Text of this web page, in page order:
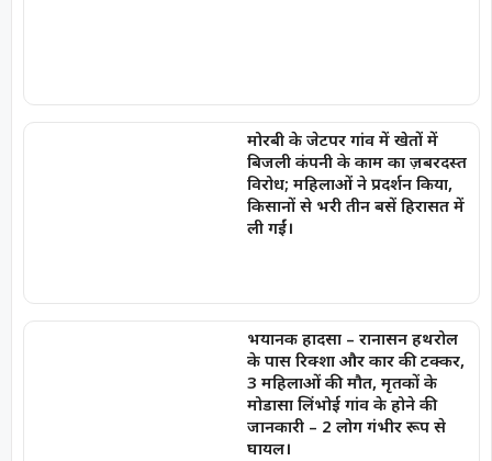
मोरबी के जेटपर गांव में खेतों में
बिजली कंपनी के काम का ज़बरदस्त
विरोध; महिलाओं ने प्रदर्शन किया,
किसानों से भरी तीन बसें हिरासत में
ली गईं।
भयानक हादसा – रानासन हथरोल
के पास रिक्शा और कार की टक्कर,
3 महिलाओं की मौत, मृतकों के
मोडासा लिंभोई गांव के होने की
जानकारी – 2 लोग गंभीर रूप से
घायल।